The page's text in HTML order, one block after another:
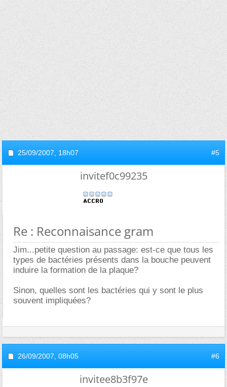
25/09/2007, 18h07 #5
invitef0c99235
Re : Reconnaisance gram
Jim...petite question au passage: est-ce que tous les
types de bactéries présents dans la bouche peuvent
induire la formation de la plaque?
Sinon, quelles sont les bactéries qui y sont le plus
souvent impliquées?
26/09/2007, 08h05 #6
invitee8b3f97e